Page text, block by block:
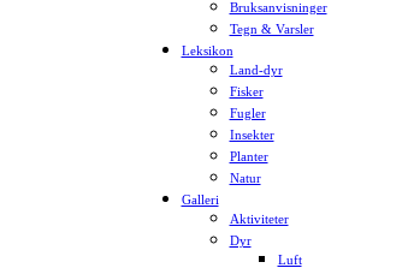
Bruksanvisninger
Tegn & Varsler
Leksikon
Land-dyr
Fisker
Fugler
Insekter
Planter
Natur
Galleri
Aktiviteter
Dyr
Luft